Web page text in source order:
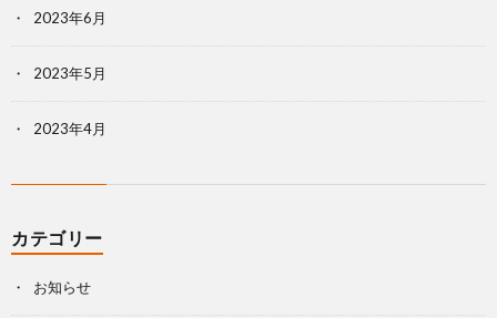
2023年6月
2023年5月
2023年4月
カテゴリー
お知らせ